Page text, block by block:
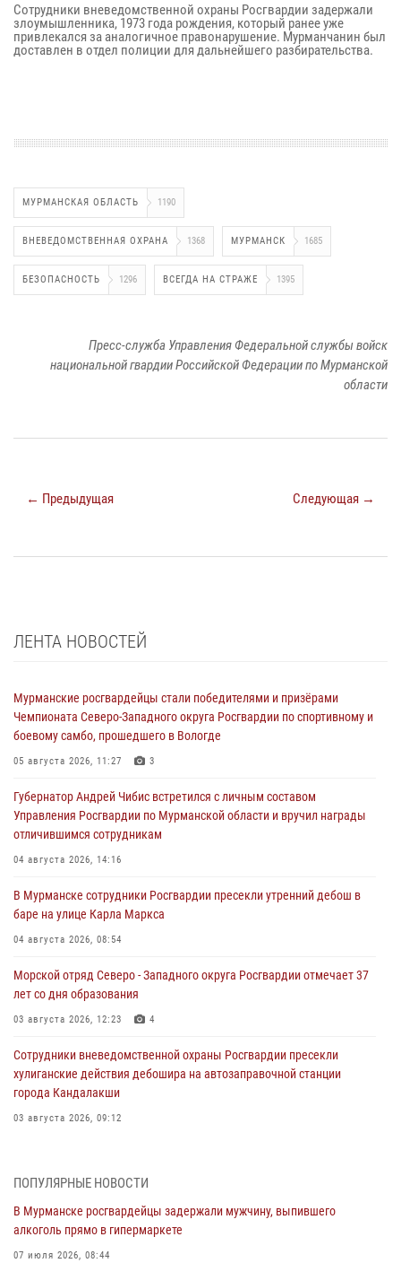
Сотрудники вневедомственной охраны Росгвардии задержали
злоумышленника, 1973 года рождения, который ранее уже
привлекался за аналогичное правонарушение. Мурманчанин был
доставлен в отдел полиции для дальнейшего разбирательства.
МУРМАНСКАЯ ОБЛАСТЬ 1190
ВНЕВЕДОМСТВЕННАЯ ОХРАНА 1368 МУРМАНСК 1685
БЕЗОПАСНОСТЬ 1296 ВСЕГДА НА СТРАЖЕ 1395
Пресс-служба Управления Федеральной службы войск
национальной гвардии Российской Федерации по Мурманской
области
← Предыдущая Следующая →
ЛЕНТА НОВОСТЕЙ
Мурманские росгвардейцы стали победителями и призёрами
Чемпионата Северо-Западного округа Росгвардии по спортивному и
боевому самбо, прошедшего в Вологде
05 августа 2026, 11:27 3
Губернатор Андрей Чибис встретился с личным составом
Управления Росгвардии по Мурманской области и вручил награды
отличившимся сотрудникам
04 августа 2026, 14:16
В Мурманске сотрудники Росгвардии пресекли утренний дебош в
баре на улице Карла Маркса
04 августа 2026, 08:54
Морской отряд Северо - Западного округа Росгвардии отмечает 37
лет со дня образования
03 августа 2026, 12:23 4
Сотрудники вневедомственной охраны Росгвардии пресекли
хулиганские действия дебошира на автозаправочной станции
города Кандалакши
03 августа 2026, 09:12
комиссий в преддверии выборов
31 июля 2026, 08:48 3
Сотрудники Росгвардии задержали мужчину, не оплатившего счет в
ПОПУЛЯРНЫЕ НОВОСТИ
В Мурманске росгвардейцы задержали мужчину, выпившего
алкоголь прямо в гипермаркете
07 июля 2026, 08:44